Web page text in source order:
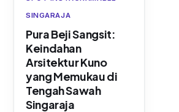
SINGARAJA
Pura Beji Sangsit:
Keindahan
Arsitektur Kuno
yang Memukau di
Tengah Sawah
Singaraja